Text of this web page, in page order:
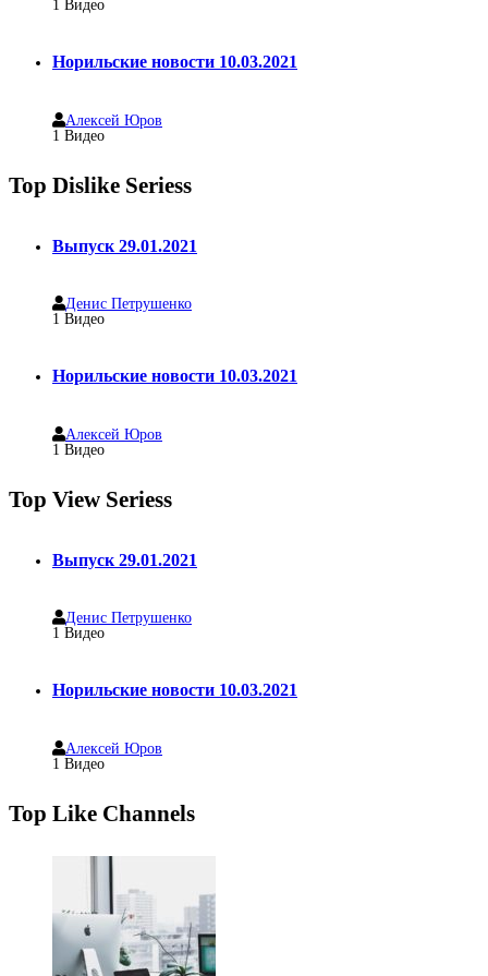
1 Видео
Норильские новости 10.03.2021
Алексей Юров
1 Видео
Top Dislike Seriess
Выпуск 29.01.2021
Денис Петрушенко
1 Видео
Норильские новости 10.03.2021
Алексей Юров
1 Видео
Top View Seriess
Выпуск 29.01.2021
Денис Петрушенко
1 Видео
Норильские новости 10.03.2021
Алексей Юров
1 Видео
Top Like Channels